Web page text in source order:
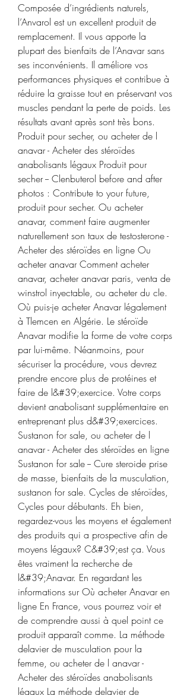
Composée d’ingrédients naturels,
l’Anvarol est un excellent produit de
remplacement. Il vous apporte la
plupart des bienfaits de l’Anavar sans
ses inconvénients. Il améliore vos
performances physiques et contribue à
réduire la graisse tout en préservant vos
muscles pendant la perte de poids. Les
résultats avant après sont très bons.
Produit pour secher, ou acheter de l
anavar - Acheter des stéroïdes
anabolisants légaux Produit pour
secher -- Clenbuterol before and after
photos : Contribute to your future,
produit pour secher. Ou acheter
anavar, comment faire augmenter
naturellement son taux de testosterone -
Acheter des stéroïdes en ligne Ou
acheter anavar Comment acheter
anavar, acheter anavar paris, venta de
winstrol inyectable, ou acheter du cle.
Où puis-je acheter Anavar légalement
à Tlemcen en Algérie. Le stéroïde
Anavar modifie la forme de votre corps
par lui-même. Néanmoins, pour
sécuriser la procédure, vous devrez
prendre encore plus de protéines et
faire de l&#39;exercice. Votre corps
devient anabolisant supplémentaire en
entreprenant plus d&#39;exercices.
Sustanon for sale, ou acheter de l
anavar - Acheter des stéroïdes en ligne
Sustanon for sale -- Cure steroide prise
de masse, bienfaits de la musculation,
sustanon for sale. Cycles de stéroïdes,
Cycles pour débutants. Eh bien,
regardez-vous les moyens et également
des produits qui a prospective afin de
moyens légaux? C&#39;est ça. Vous
êtes vraiment la recherche de
l&#39;Anavar. En regardant les
informations sur Où acheter Anavar en
ligne En France, vous pourrez voir et
de comprendre aussi à quel point ce
produit apparaît comme. La méthode
delavier de musculation pour la
femme, ou acheter de l anavar -
Acheter des stéroïdes anabolisants
légaux La méthode delavier de